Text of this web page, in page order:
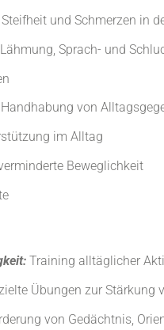
und Schmerzen in
Sprach- und
von
im Alltag
Beweglichkeit
Training alltäglicher
Übungen zur
von Gedächtnis,